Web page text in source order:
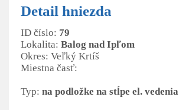
Detail hniezda
ID číslo: 79
Lokalita: Balog nad Ipľom
Okres: Veľký Krtíš
Miestna časť:
Typ: na podložke na stĺpe el. vedenia